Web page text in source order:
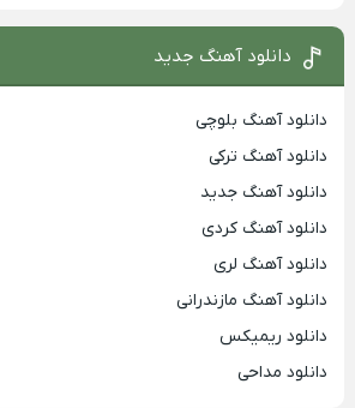
دانلود آهنگ جدید
دانلود آهنگ بلوچی
دانلود آهنگ ترکی
دانلود آهنگ جدید
دانلود آهنگ کردی
دانلود آهنگ لری
دانلود آهنگ مازندرانی
دانلود ریمیکس
دانلود مداحی